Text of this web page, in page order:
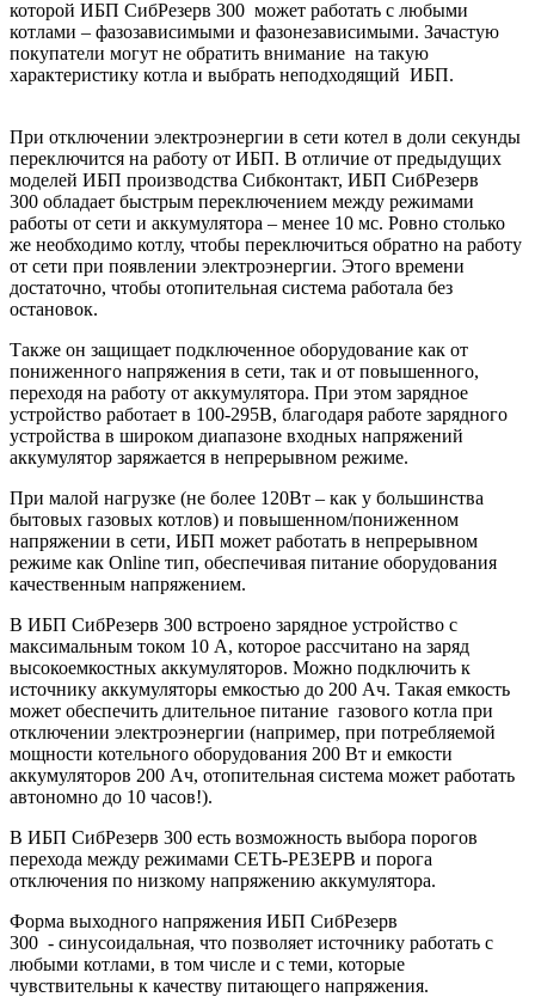
которой ИБП СибРезерв 300 может работать с любыми
котлами – фазозависимыми и фазонезависимыми. Зачастую
покупатели могут не обратить внимание на такую
характеристику котла и выбрать неподходящий ИБП.
При отключении электроэнергии в сети котел в доли секунды
переключится на работу от ИБП. В отличие от предыдущих
моделей ИБП производства Сибконтакт, ИБП СибРезерв
300 обладает быстрым переключением между режимами
работы от сети и аккумулятора – менее 10 мс. Ровно столько
же необходимо котлу, чтобы переключиться обратно на работу
от сети при появлении электроэнергии. Этого времени
достаточно, чтобы отопительная система работала без
остановок.
Также он защищает подключенное оборудование как от
пониженного напряжения в сети, так и от повышенного,
переходя на работу от аккумулятора. При этом зарядное
устройство работает в 100-295В, благодаря работе зарядного
устройства в широком диапазоне входных напряжений
аккумулятор заряжается в непрерывном режиме.
При малой нагрузке (не более 120Вт – как у большинства
бытовых газовых котлов) и повышенном/пониженном
напряжении в сети, ИБП может работать в непрерывном
режиме как Online тип, обеспечивая питание оборудования
качественным напряжением.
В ИБП СибРезерв 300 встроено зарядное устройство с
максимальным током 10 А, которое рассчитано на заряд
высокоемкостных аккумуляторов. Можно подключить к
источнику аккумуляторы емкостью до 200 Ач. Такая емкость
может обеспечить длительное питание газового котла при
отключении электроэнергии (например, при потребляемой
мощности котельного оборудования 200 Вт и емкости
аккумуляторов 200 Ач, отопительная система может работать
автономно до 10 часов!).
В ИБП СибРезерв 300 есть возможность выбора порогов
перехода между режимами СЕТЬ-РЕЗЕРВ и порога
отключения по низкому напряжению аккумулятора.
Форма выходного напряжения ИБП СибРезерв
300 - синусоидальная, что позволяет источнику работать с
любыми котлами, в том числе и с теми, которые
чувствительны к качеству питающего напряжения.